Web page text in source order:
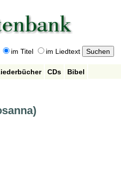
im Titel im Liedtext
CDs
Bibel